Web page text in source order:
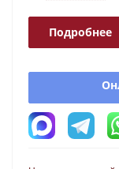
Подробнее